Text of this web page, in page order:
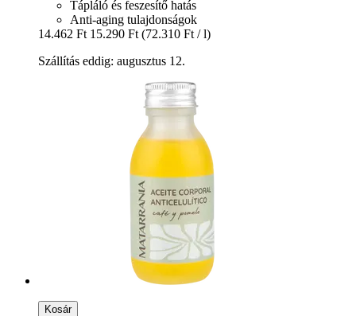
Tápláló és feszesítő hatás
Anti-aging tulajdonságok
14.462 Ft 15.290 Ft (72.310 Ft / l)
Szállítás eddig: augusztus 12.
Kosár